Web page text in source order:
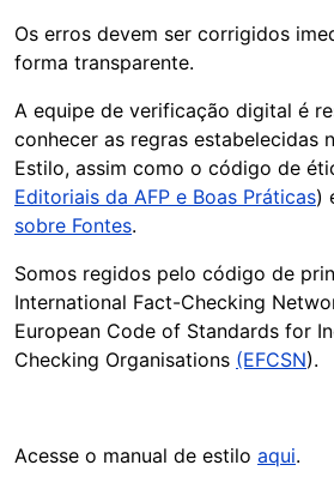
Os erros devem ser corrigidos
forma transparente.
A equipe de verificação digital é
conhecer as regras estabelecidas
Estilo, assim como o código de
Editoriais da AFP e Boas Práticas)
sobre Fontes.
Somos regidos pelo código de
International Fact-Checking
European Code of Standards for
Checking Organisations (EFCSN).
Acesse o manual de estilo aqui.